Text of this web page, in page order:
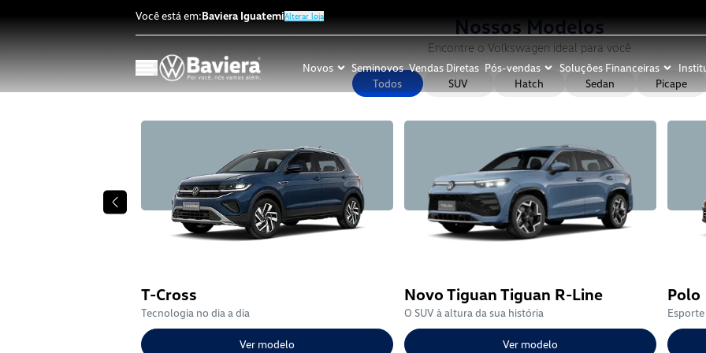
Você está em:Baviera IguatemiAlterar loja
Novos Seminovos Vendas Diretas Pós-vendas Soluções Financeiras
Nossos Modelos
Encontre o Volkswagen ideal para você
Todos SUV Hatch Sedan Picape
T-Cross
Tecnologia no dia a dia
Ver modelo
Novo Tiguan Tiguan R-Line
O SUV à altura da sua história
Ver modelo
Polo